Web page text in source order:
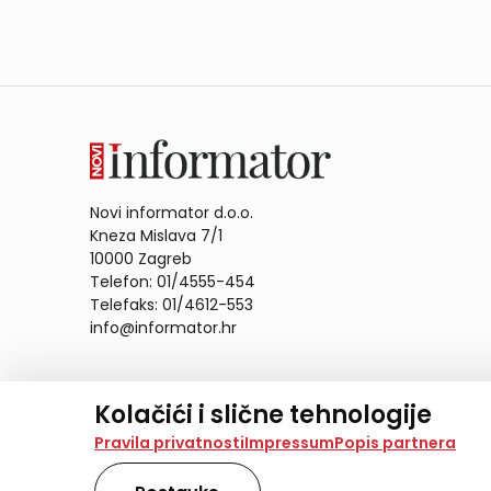
Kolačići i slične tehnologije
Na našoj web stranici koristimo kolačiće i slične
analiziramo promet na stranici te prikazujemo
također koriste ove tehnologije.
Pravila privatnostiImpressumPopis partnera
Novi informator d.o.o.
Kneza Mislava 7/1
10000 Zagreb
Telefon: 01/4555-454
Telefaks: 01/4612-553
info@informator.hr